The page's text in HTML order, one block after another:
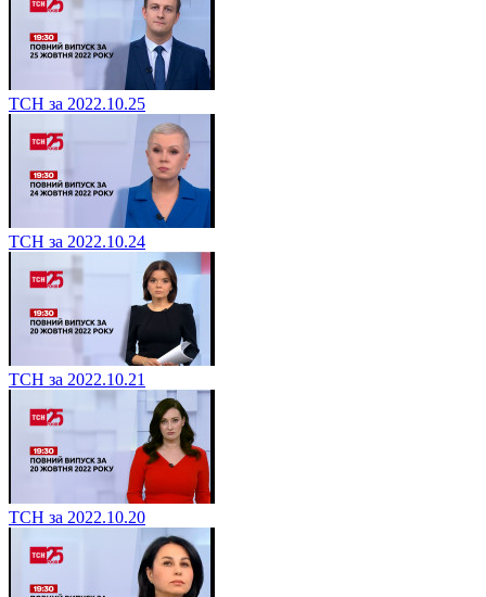
ТСН за 2022.10.25
ТСН за 2022.10.24
ТСН за 2022.10.21
ТСН за 2022.10.20